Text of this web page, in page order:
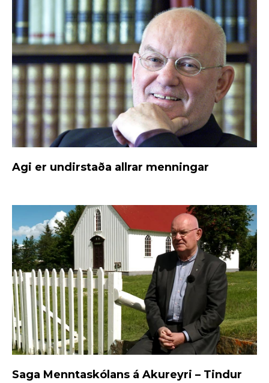
Agi er undirstaða allrar menningar
Saga Menntaskólans á Akureyri – Tindur